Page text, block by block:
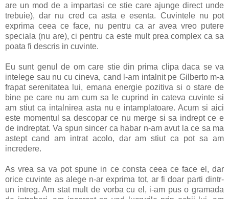
are un mod de a impartasi ce stie care ajunge direct unde
trebuie), dar nu cred ca asta e esenta. Cuvintele nu pot
exprima ceea ce face, nu pentru ca ar avea vreo putere
speciala (nu are), ci pentru ca este mult prea complex ca sa
poata fi descris in cuvinte.
Eu sunt genul de om care stie din prima clipa daca se va
intelege sau nu cu cineva, cand l-am intalnit pe Gilberto m-a
frapat serenitatea lui, emana energie pozitiva si o stare de
bine pe care nu am cum sa le cuprind in cateva cuvinte si
am stiut ca intalnirea asta nu e intamplatoare. Acum si aici
este momentul sa descopar ce nu merge si sa indrept ce e
de indreptat. Va spun sincer ca habar n-am avut la ce sa ma
astept cand am intrat acolo, dar am stiut ca pot sa am
incredere.
As vrea sa va pot spune in ce consta ceea ce face el, dar
orice cuvinte as alege n-ar exprima tot, ar fi doar parti dintr-
un intreg. Am stat mult de vorba cu el, i-am pus o gramada